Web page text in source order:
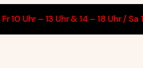
10 Uhr – 13 Uhr & 14 – 18 Uhr / Sa